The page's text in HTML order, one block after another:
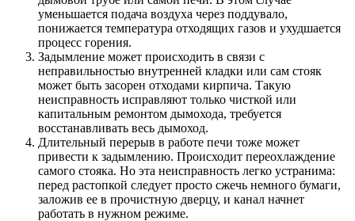
уменьшается подача воздуха через поддувало,
понижается температура отходящих газов и ухудшается
процесс горения.
Задымление может происходить в связи с
неправильностью внутренней кладки или сам стояк
может быть засорен отходами кирпича. Такую
неисправность исправляют только чисткой или
капитальным ремонтом дымохода, требуется
восстанавливать весь дымоход.
Длительный перерыв в работе печи тоже может
привести к задымлению. Происходит переохлаждение
самого стояка. Но эта неисправность легко устранима:
перед растопкой следует просто сжечь немного бумаги,
заложив ее в прочистную дверцу, и канал начнет
работать в нужном режиме.